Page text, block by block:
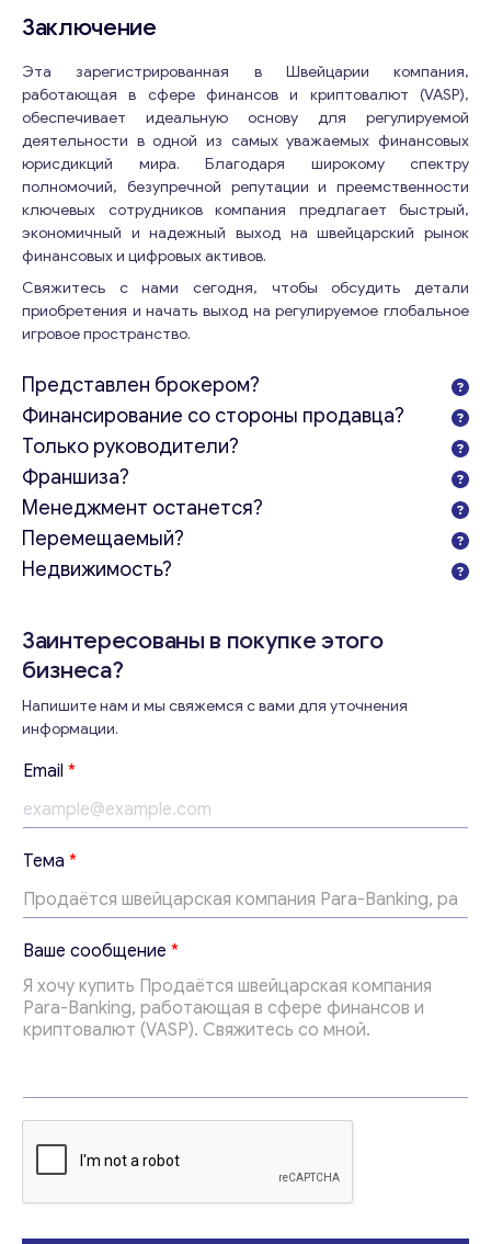
Email*
Ваши комментарии*
Свяжитесь со мной
Заключение
Эта зарегистрированная в Швейцарии компания,
работающая в сфере финансов и криптовалют (VASP),
обеспечивает идеальную основу для регулируемой
деятельности в одной из самых уважаемых финансовых
юрисдикций мира. Благодаря широкому спектру
полномочий, безупречной репутации и преемственности
ключевых сотрудников компания предлагает быстрый,
экономичный и надежный выход на швейцарский рынок
финансовых и цифровых активов.
Свяжитесь с нами сегодня, чтобы обсудить детали
приобретения и начать выход на регулируемое глобальное
игровое пространство.
Представлен брокером?
Финансирование со стороны продавца?
Только руководители?
Франшиза?
Менеджмент останется?
Перемещаемый?
Недвижимость?
Заинтересованы в покупке этого
бизнеса?
Напишите нам и мы свяжемся с вами для уточнения
информации.
Email *
Тема *
Т
е
м
а
Т
а
Т
Ваше сообщение *